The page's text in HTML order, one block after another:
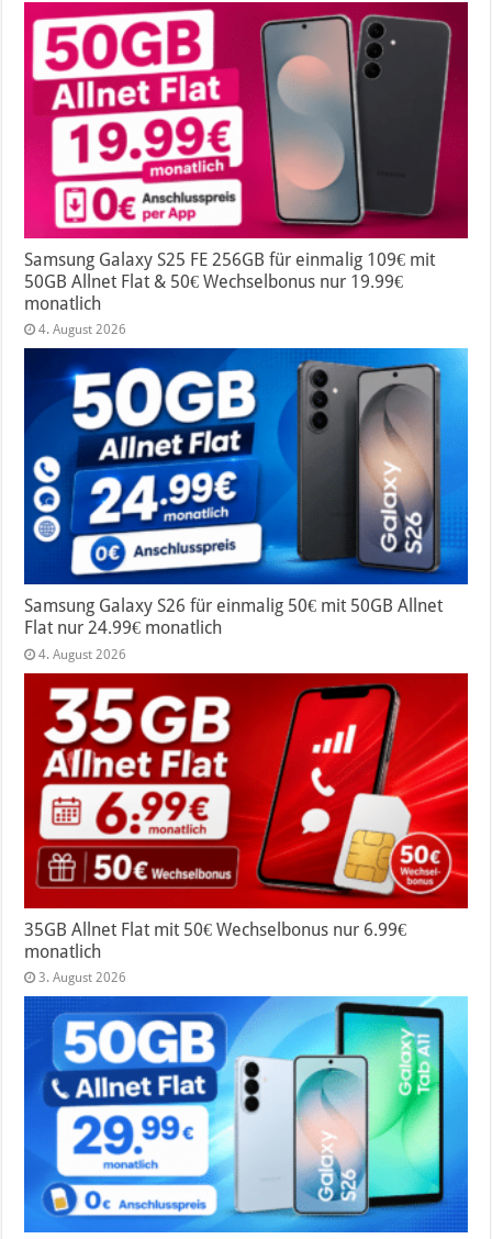
Samsung Galaxy S25 FE 256GB für einmalig 109€ mit
50GB Allnet Flat & 50€ Wechselbonus nur 19.99€
monatlich
4. August 2026
Samsung Galaxy S26 für einmalig 50€ mit 50GB Allnet
Flat nur 24.99€ monatlich
4. August 2026
35GB Allnet Flat mit 50€ Wechselbonus nur 6.99€
monatlich
3. August 2026